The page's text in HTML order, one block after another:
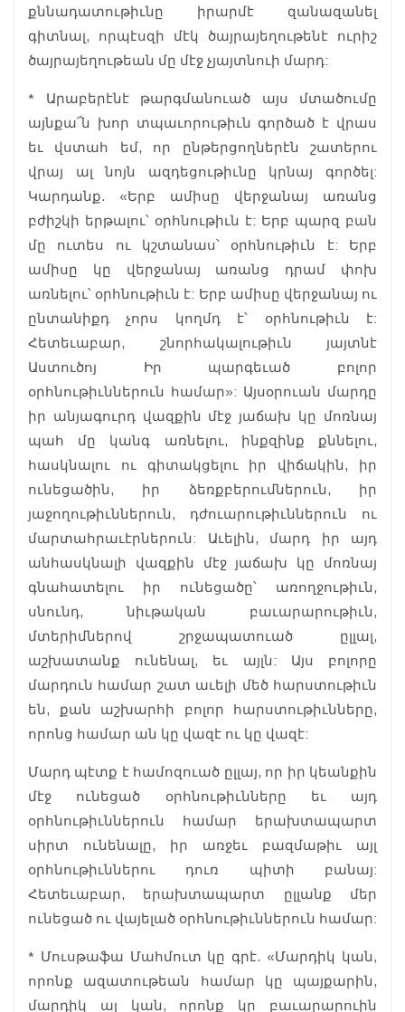
քննադատութիւնը իրարմէ զանազանել
գիտնալ, որպէսզի մէկ ծայրայեղութենէ ուրիշ
ծայրայեղութեան մը մէջ չյայտնուի մարդ:
* Արաբերէնէ թարգմանուած այս մտածումը
այնքա՜ն խոր տպաւորութիւն գործած է վրաս
եւ վստահ եմ, որ ընթերցողներէն շատերու
վրայ ալ նոյն ազդեցութիւնը կրնայ գործել:
Կարդանք. «Երբ ամիսը վերջանայ առանց
բժիշկի երթալու՝ օրհնութիւն է: Երբ պարզ բան
մը ուտես ու կշտանաս՝ օրհնութիւն է: Երբ
ամիսը կը վերջանայ առանց դրամ փոխ
առնելու՝ օրհնութիւն է: Երբ ամիսը վերջանայ ու
ընտանիքդ չորս կողմդ է՝ օրհնութիւն է:
Հետեւաբար, շնորհակալութիւն յայտնէ
Աստուծոյ Իր պարգեւած բոլոր
օրհնութիւններուն համար»: Այսօրուան մարդը
իր անյագուրդ վազքին մէջ յաճախ կը մոռնայ
պահ մը կանգ առնելու, ինքզինք քննելու,
հասկնալու ու գիտակցելու իր վիճակին, իր
ունեցածին, իր ձեռքբերումներուն, իր
յաջողութիւններուն, դժուարութիւններուն ու
մարտահրաւէրներուն: Աւելին, մարդ իր այդ
անհասկնալի վազքին մէջ յաճախ կը մոռնայ
գնահատելու իր ունեցածը՝ առողջութիւն,
սնունդ, նիւթական բաւարարութիւն,
մտերիմներով շրջապատուած ըլլալ,
աշխատանք ունենալ, եւ այլն: Այս բոլորը
մարդուն համար շատ աւելի մեծ հարստութիւն
են, քան աշխարհի բոլոր հարստութիւնները,
որոնց համար ան կը վազէ ու կը վազէ:
Մարդ պէտք է համոզուած ըլլայ, որ իր կեանքին
մէջ ունեցած օրհնութիւնները եւ այդ
օրհնութիւններուն համար երախտապարտ
սիրտ ունենալը, իր առջեւ բազմաթիւ այլ
օրհնութիւններու դուռ պիտի բանայ:
Հետեւաբար, երախտապարտ ըլլանք մեր
ունեցած ու վայելած օրհնութիւններուն համար:
* Մուսթաֆա Մահմուտ կը գրէ. «Մարդիկ կան,
որոնք ազատութեան համար կը պայքարին,
մարդիկ ալ կան, որոնք կը բաւարարուին